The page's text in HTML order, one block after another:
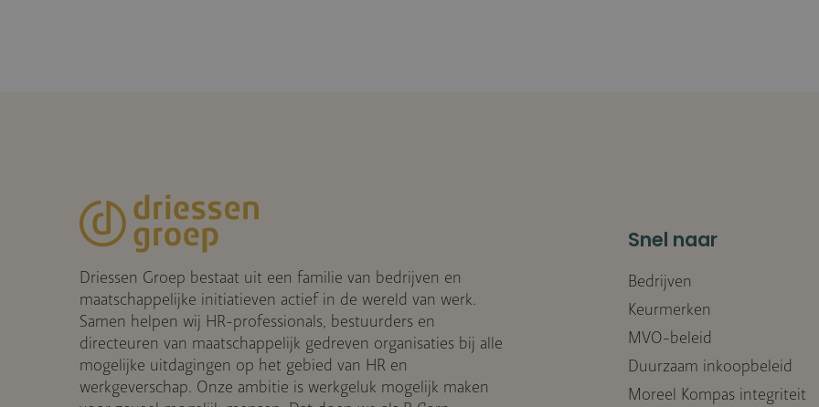
Driessen Groep bestaat uit een familie van bedrijven en
maatschappelijke initiatieven actief in de wereld van werk.
Samen helpen wij HR-professionals, bestuurders en
directeuren van maatschappelijk gedreven organisaties bij alle
mogelijke uitdagingen op het gebied van HR en
werkgeverschap. Onze ambitie is werkgeluk mogelijk maken
Snel naar
Bedrijven
Keurmerken
MVO-beleid
Duurzaam inkoopbeleid
Moreel Kompas integriteit